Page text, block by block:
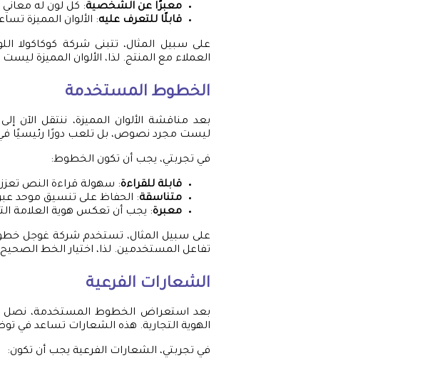
معبرًا عن الشخصية: كل لون له معاني
قابلًا للتعرف عليه: الألوان المميزة
على سبيل المثال، تتبنى شركة كوكاكولا
العملاء مع المنتج. لذا، الألوان المميزة
الخطوط المستخدمة
بعد مناقشة الألوان المميزة، ننتقل
ليست مجرد نصوص، بل تلعب دورًا رئيسيًا في
في تجربتي، يجب أن تكون الخطوط:
قابلة للقراءة: سهولة قراءة النص تعزز
متناسقة: الحفاظ على تنسيق موحد
معبرة: يجب أن تعكس هوية العلامة
على سبيل المثال، تستخدم شركة غوجل
تفاعل المستخدمين. لذا، اختيار الخط
الشعارات الفرعية
بعد استعراض الخطوط المستخدمة، نصل
الهوية التجارية. هذه الشعارات تساعد في
في تجربتي، الشعارات الفرعية يجب أن تكون: